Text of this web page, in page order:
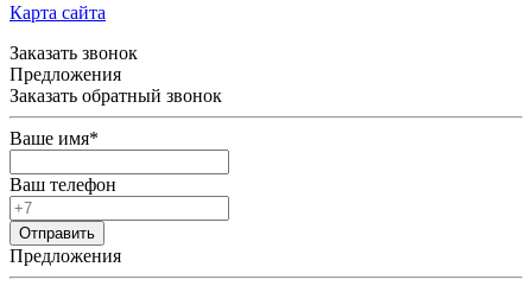
Карта сайта
Заказать звонок
Предложения
Заказать обратный звонок
Ваше имя*
Ваш телефон
Предложения